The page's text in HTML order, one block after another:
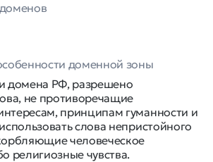
доменной зоны
домена РФ, разрешено
не противоречащие
принципам гуманности и
слова непристойного
человеческое
религиозные чувства.